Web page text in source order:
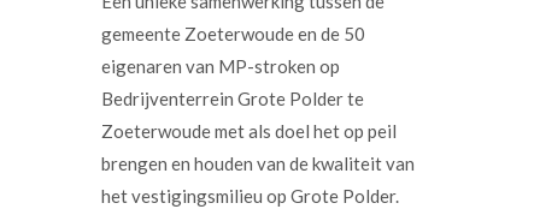
gemeente Zoeterwoude en de 50
eigenaren van MP-stroken op
Bedrijventerrein Grote Polder te
Zoeterwoude met als doel het op peil
brengen en houden van de kwaliteit van
het vestigingsmilieu op Grote Polder.